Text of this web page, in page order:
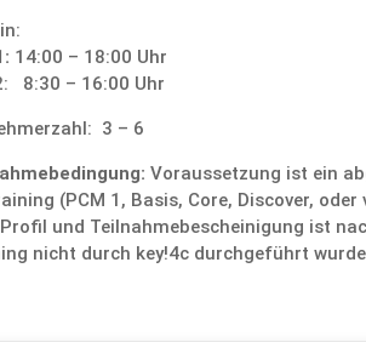
14:00 – 18:00 Uhr
8:30 – 16:00 Uhr
3 – 6
Voraus­set­zung ist ein
(PCM 1, Basis, Core, Discover, oder
Profil und Teilnah­me­be­schei­ni­gung ist
nicht durch key!4c durch­ge­führt